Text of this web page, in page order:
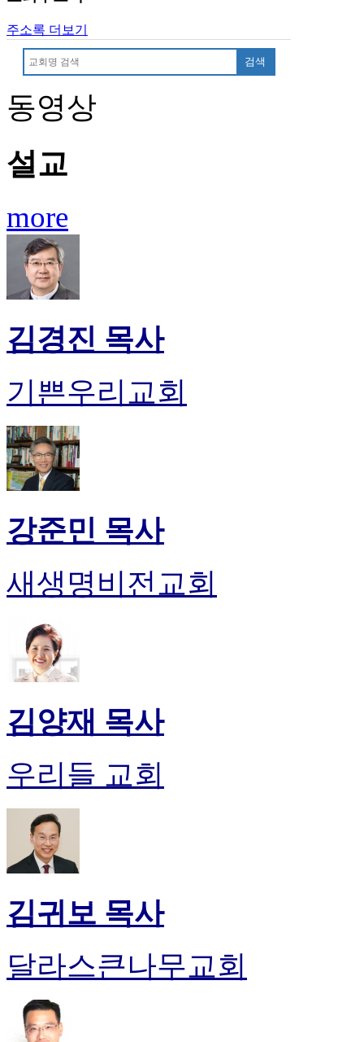
주소록 더보기
검색
동영상
설교
more
김경진 목사
기쁜우리교회
강준민 목사
새생명비전교회
김양재 목사
우리들 교회
김귀보 목사
달라스큰나무교회